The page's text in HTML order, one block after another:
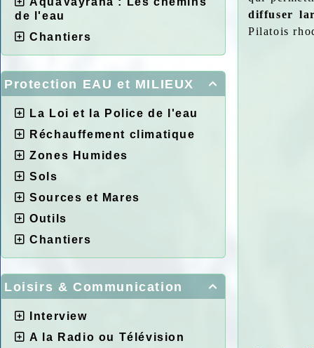
de l'eau
Chantiers

Protection EAU et MILIEUX
La Loi et la Police de l'eau
Réchauffement climatique
Zones Humides
Sols
Sources et Mares
Outils
Chantiers

Loisirs & Communication
Interview
A la Radio ou Télévision
diffuser
Pilatois